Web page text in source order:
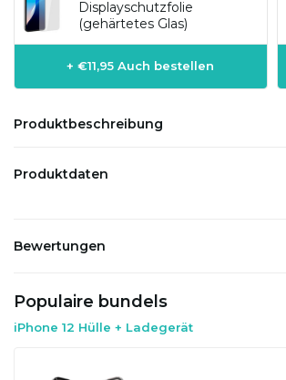
Displayschutzfolie
(gehärtetes Glas)
+ €11,95 Auch bestellen
Produktbeschreibung
Produktdaten
Bewertungen
Populaire bundels
iPhone 12 Hülle + Ladegerät